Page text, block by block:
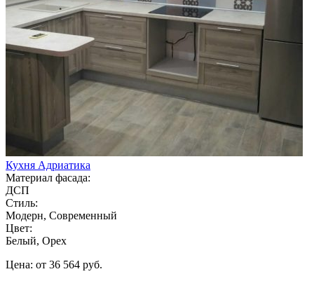
Кухня Адриатика
Материал фасада:
ДСП
Стиль:
Модерн, Современный
Цвет:
Белый, Орех
Цена: от 36 564 руб.